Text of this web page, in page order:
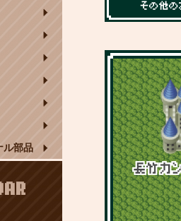
ル部品
その他